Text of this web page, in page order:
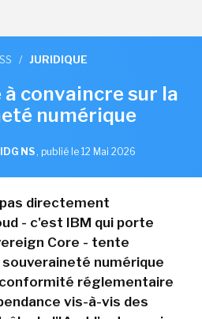
/ JURIDIQUE
à convaincre sur la
numérique
NS , publié le 12 Mai 2026
directement
- c'est IBM qui porte
Core - tente
numérique
conformité réglementaire
vis-à-vis des